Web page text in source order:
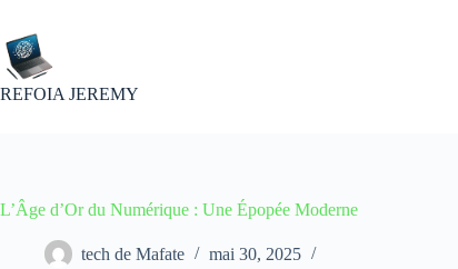
contenu
REFOIA JEREMY
L’Âge d’Or du Numérique : Une Épopée Moderne
tech de Mafate
mai 30, 2025